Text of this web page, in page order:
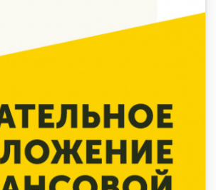
Кейс-чемпионат
Проекты в СМИ
Учебные материалы